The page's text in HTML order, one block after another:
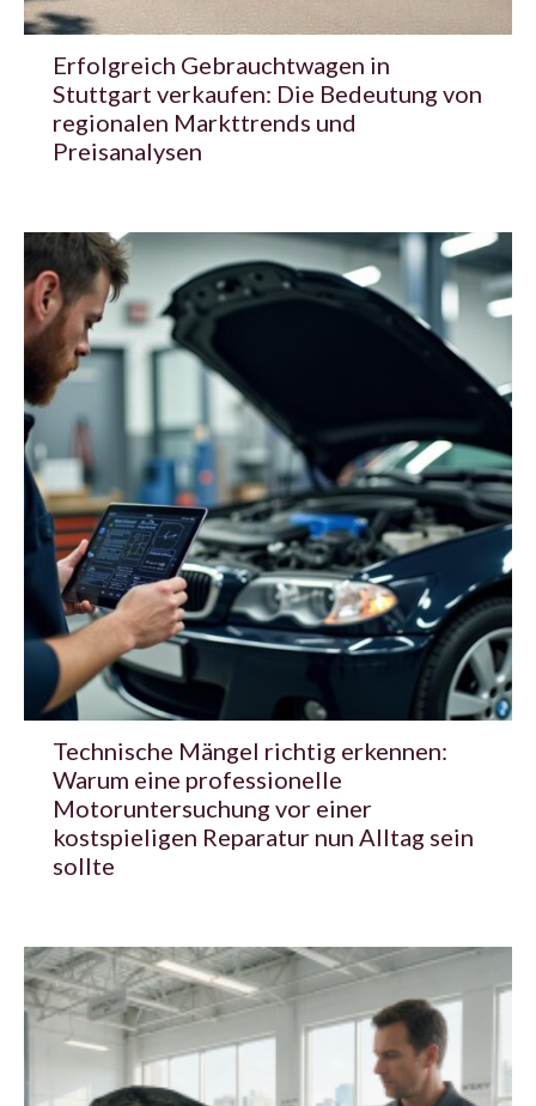
Erfolgreich Gebrauchtwagen in
Stuttgart verkaufen: Die Bedeutung von
regionalen Markttrends und
Preisanalysen
Technische Mängel richtig erkennen:
Warum eine professionelle
Motoruntersuchung vor einer
kostspieligen Reparatur nun Alltag sein
sollte